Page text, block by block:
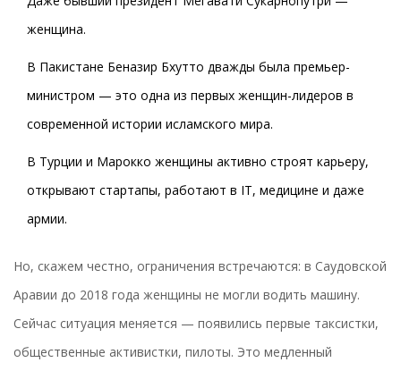
женщина.
В Пакистане Беназир Бхутто дважды была премьер-
министром — это одна из первых женщин-лидеров в
современной истории исламского мира.
В Турции и Марокко женщины активно строят карьеру,
открывают стартапы, работают в IT, медицине и даже
армии.
Но, скажем честно, ограничения встречаются: в Саудовской
Аравии до 2018 года женщины не могли водить машину.
Сейчас ситуация меняется — появились первые таксистки,
общественные активистки, пилоты. Это медленный